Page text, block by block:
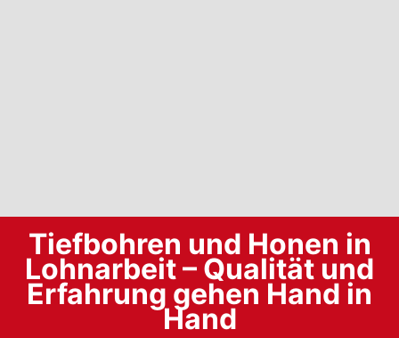
Tiefbohren und Honen in
Lohnarbeit – Qualität und
Erfahrung gehen Hand in
Hand